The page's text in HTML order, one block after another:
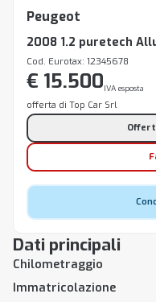
Dati principali
Chilometraggio
Immatricolazione
Peugeot
2008 1.2 puretech
Cod. Eurotax: 12345678
€ 15.500IVA esposta
offerta di Top Car Srl